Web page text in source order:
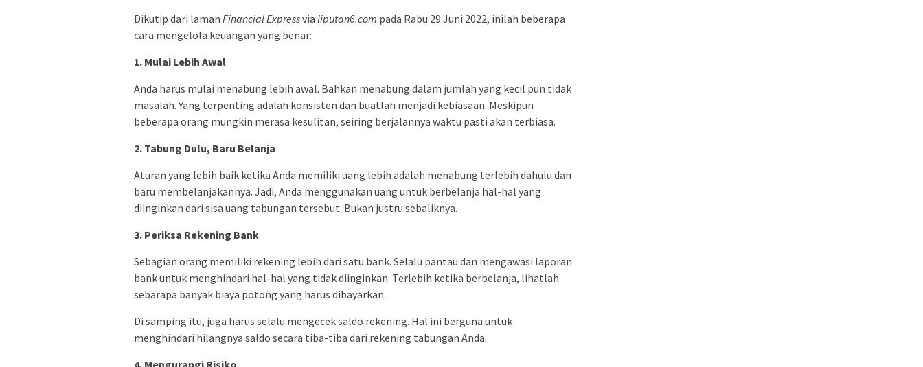
Dikutip dari laman Financial Expressvia liputan6.com pada Rabu 29 Juni 2022, inilah beberapa
cara mengelola keuangan yang benar:
1. Mulai Lebih Awal
Anda harus mulai menabung lebih awal. Bahkan menabung dalam jumlah yang kecil pun tidak
masalah. Yang terpenting adalah konsisten dan buatlah menjadi kebiasaan. Meskipun
beberapa orang mungkin merasa kesulitan, seiring berjalannya waktu pasti akan terbiasa.
2. Tabung Dulu, Baru Belanja
Aturan yang lebih baik ketika Anda memiliki uang lebih adalah menabung terlebih dahulu dan
baru membelanjakannya. Jadi, Anda menggunakan uang untuk berbelanja hal-hal yang
diinginkan dari sisa uang tabungan tersebut. Bukan justru sebaliknya.
3. Periksa Rekening Bank
Sebagian orang memiliki rekening lebih dari satu bank. Selalu pantau dan mengawasi laporan
bank untuk menghindari hal-hal yang tidak diinginkan. Terlebih ketika berbelanja, lihatlah
sebarapa banyak biaya potong yang harus dibayarkan.
Di samping itu, juga harus selalu mengecek saldo rekening. Hal ini berguna untuk
menghindari hilangnya saldo secara tiba-tiba dari rekening tabungan Anda.